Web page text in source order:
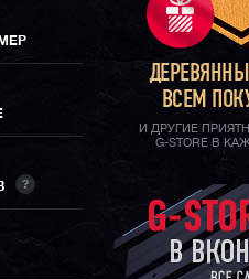
?
ВСЕМ
И ДРУГИЕ
G-STORE В